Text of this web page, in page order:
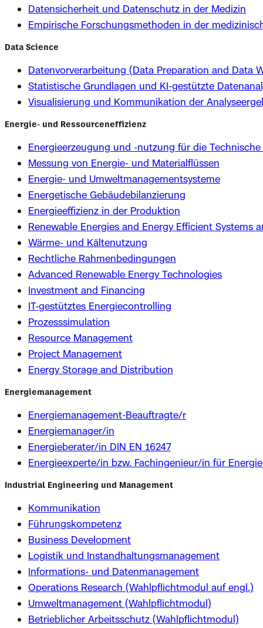
Datensicherheit und Datenschutz in der Medizin
Empirische Forschungsmethoden in der
Data Science
Datenvorverarbeitung (Data Preparation and Data
Statistische Grundlagen und KI-gestützte
Visualisierung und Kommunikation der
Energie- und Ressourceneffizienz
Energieerzeugung und -nutzung für die
Messung von Energie- und Materialflüssen
Energie- und Umweltmanagementsysteme
Energetische Gebäudebilanzierung
Energieeffizienz in der Produktion
Renewable Energies and Energy Efficient Systems
Wärme- und Kältenutzung
Rechtliche Rahmenbedingungen
Advanced Renewable Energy Technologies
Investment and Financing
IT-gestütztes Energiecontrolling
Prozesssimulation
Resource Management
Project Management
Energy Storage and Distribution
Energiemanagement
Energiemanagement-Beauftragte/r
Energiemanager/in
Energieberater/in DIN EN 16247
Energieexperte/in bzw. Fachingenieur/in für
Industrial Engineering und Management
Kommunikation
Führungskompetenz
Business Development
Logistik und Instandhaltungsmanagement
Informations- und Datenmanagement
Operations Research (Wahlpflichtmodul auf engl.)
Umweltmanagement (Wahlpflichtmodul)
Betrieblicher Arbeitsschutz (Wahlpflichtmodul)